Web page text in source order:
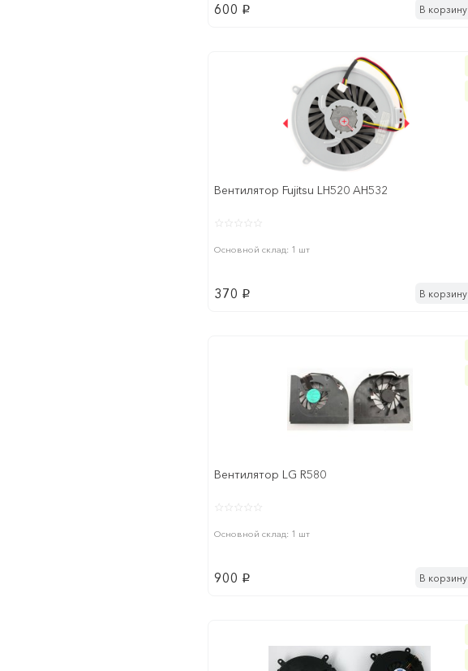
600 p В корзину
Вентилятор Fujitsu LH520 AH532
Основной склад: 1 шт
370 p В корзину
Вентилятор LG R580
Основной склад: 1 шт
900 p В корзину